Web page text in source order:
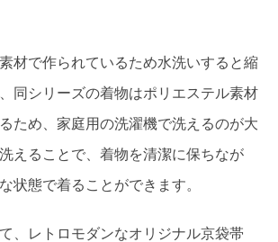
材で作られているため水洗いすると縮
同シリーズの着物はポリエステル素材
ため、家庭用の洗濯機で洗えるのが大
えることで、着物を清潔に保ちなが
状態で着ることができます。
、レトロモダンなオリジナル京袋帯